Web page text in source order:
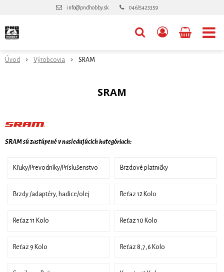
info@pndhobby.sk 046/5423359
Úvod Výrobcovia SRAM
SRAM
SRAM sú zastúpené v nasledujúcich kategóriach:
Kľuky/Prevodníky/Príslušenstvo Brzdové platničky
Brzdy /adaptéry, hadice/olej Reťaz 12 Kolo
Reťaz 11 Kolo Reťaz 10 Kolo
Reťaz 9 Kolo Reťaz 8,7,6 Kolo